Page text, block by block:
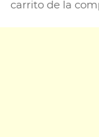
carrito de la